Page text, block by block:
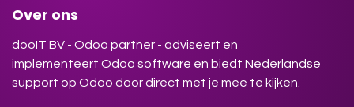
Over ons
dooIT BV - Odoo partner - adviseert en
implementeert Odoo software en biedt Nederlandse
support op Odoo door direct met je mee te kijken.